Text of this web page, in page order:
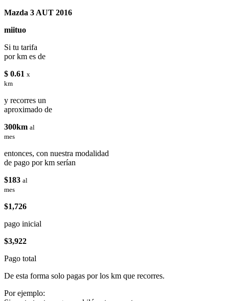
Mazda 3 AUT 2016
miituo
Si tu tarifa
por km es de
$ 0.61 x
km
y recorres un
aproximado de
300km al
mes
entonces, con nuestra modalidad
de pago por km serían
$183 al
mes
$1,726
pago inicial
$3,922
Pago total
De esta forma solo pagas por los km que recorres.
Por ejemplo: